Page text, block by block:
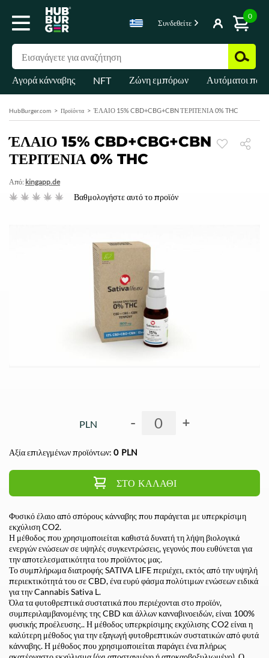
Συνδεθείτε
0
Αγορά κάνναβης NFT Ζώνη εμπόρων Αυτόματοι
HubBurger.com Προϊόντα ΈΛΑΙΟ 15% CBD+CBG+CBN ΤΕΡΠΈΝΙΑ 0% THC
ΈΛΑΙΟ 15% CBD+CBG+CBN
ΤΕΡΠΈΝΙΑ 0% THC
Από: kingapp.de
Βαθμολογήστε αυτό το προϊόν
PLN - +
Αξία επιλεγμένων προϊόντων: 0 PLN
ΣΤΟ ΚΑΛΆΘΙ
Φυσικό έλαιο από σπόρους κάνναβης που παράγεται με υπερκρίσιμη
εκχύλιση CO2.
Η μέθοδος που χρησιμοποιείται καθιστά δυνατή τη λήψη βιολογικά
ενεργών ενώσεων σε υψηλές συγκεντρώσεις, γεγονός που ευθύνεται για
την αποτελεσματικότητα του προϊόντος μας.
Το συμπλήρωμα διατροφής SATIVA LIFE περιέχει, εκτός από την υψηλή
περιεκτικότητά του σε CBD, ένα ευρύ φάσμα πολύτιμων ενώσεων ειδικά
για την Cannabis Sativa L.
Όλα τα φυτοθρεπτικά συστατικά που περιέχονται στο προϊόν,
συμπεριλαμβανομένης της CBD και άλλων κανναβινοειδών, είναι 100%
φυσικής προέλευσης.. Η μέθοδος υπερκρίσιμης εκχύλισης CO2 είναι η
καλύτερη μέθοδος για την εξαγωγή φυτοθρεπτικών συστατικών από φυτά
κάνναβης. Η μέθοδος που χρησιμοποιείται παράγει ένα πλήρως